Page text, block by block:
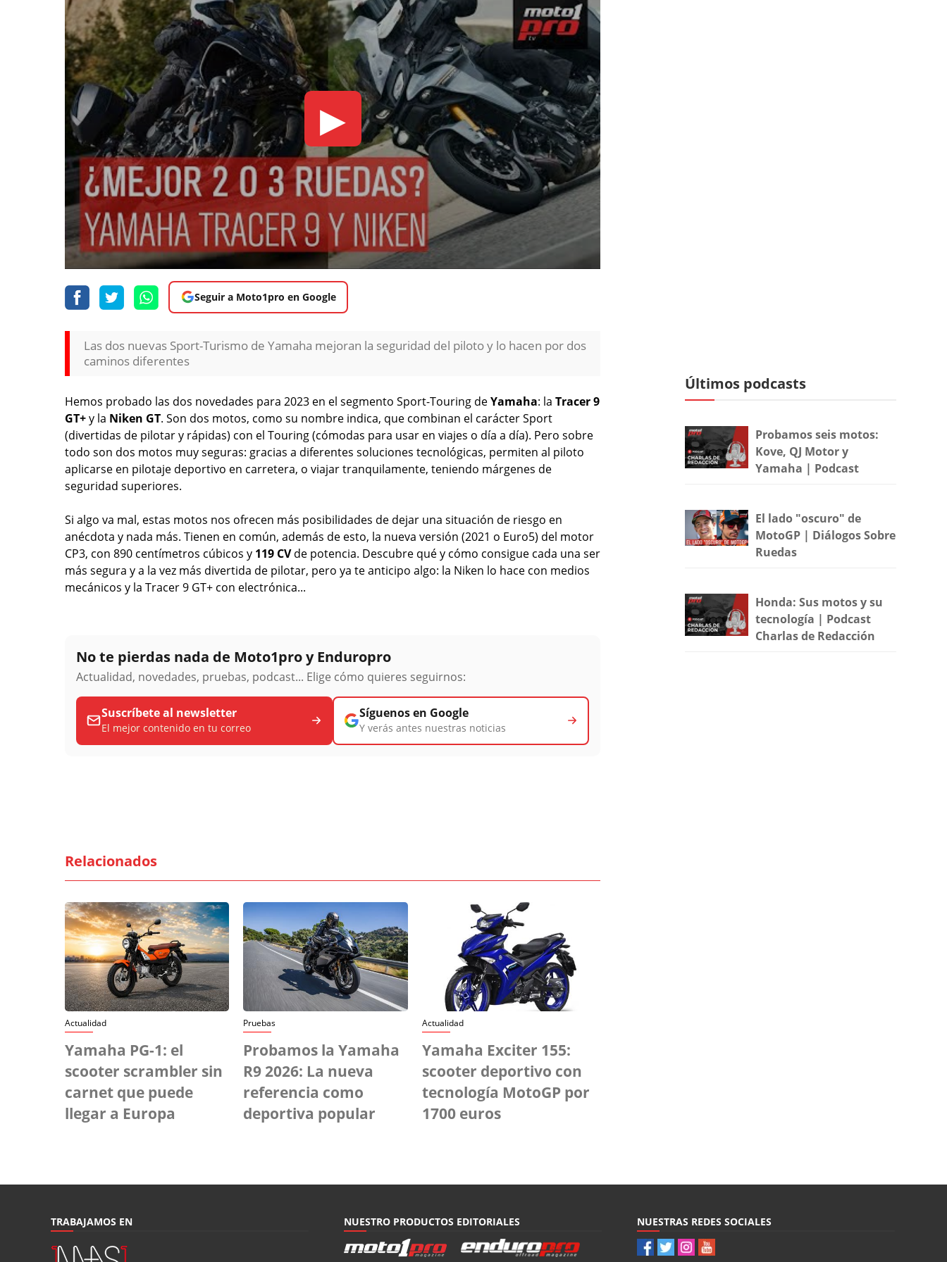
▶
Seguir a Moto1pro en Google
Las dos nuevas Sport-Turismo de Yamaha mejoran la seguridad del piloto y lo hacen por dos
caminos diferentes
Hemos probado las dos novedades para 2023 en el segmento Sport-Touring deYamaha: la Tracer 9
GT+y la Niken GT. Son dos motos, como su nombre indica, que combinan el carácter Sport
(divertidas de pilotar y rápidas) con el Touring (cómodas para usar en viajes o día a día). Pero sobre
todo son dos motos muy seguras: gracias a diferentes soluciones tecnológicas, permiten al piloto
aplicarse en pilotaje deportivo en carretera, o viajar tranquilamente, teniendo márgenes de
seguridad superiores.
Si algo va mal, estas motos nos ofrecen más posibilidades de dejar una situación de riesgo en
anécdota y nada más. Tienen en común, además de esto, la nueva versión (2021 o Euro5) del motor
CP3, con 890 centímetros cúbicos y 119 CVde potencia. Descubre qué y cómo consigue cada una ser
más segura y a la vez más divertida de pilotar, pero ya te anticipo algo: la Niken lo hace con medios
mecánicos y la Tracer 9 GT+ con electrónica...
No te pierdas nada de Moto1pro y Enduropro
Actualidad, novedades, pruebas, podcast... Elige cómo quieres seguirnos:
Suscríbete al newsletter
El mejor contenido en tu correo
Síguenos en Google
Y verás antes nuestras noticias
Relacionados
Actualidad
Yamaha PG-1: el
scooter scrambler sin
carnet que puede
llegar a Europa
Pruebas
Probamos la Yamaha
R9 2026: La nueva
referencia como
deportiva popular
Actualidad
Yamaha Exciter 155:
scooter deportivo con
tecnología MotoGP por
1700 euros
Últimos podcasts
Probamos seis motos:
Kove, QJ Motor y
Yamaha | Podcast
El lado "oscuro" de
MotoGP | Diálogos Sobre
Ruedas
Honda: Sus motos y su
tecnología | Podcast
Charlas de Redacción
TRABAJAMOS EN NUESTRO PRODUCTOS EDITORIALES NUESTRAS REDES SOCIALES